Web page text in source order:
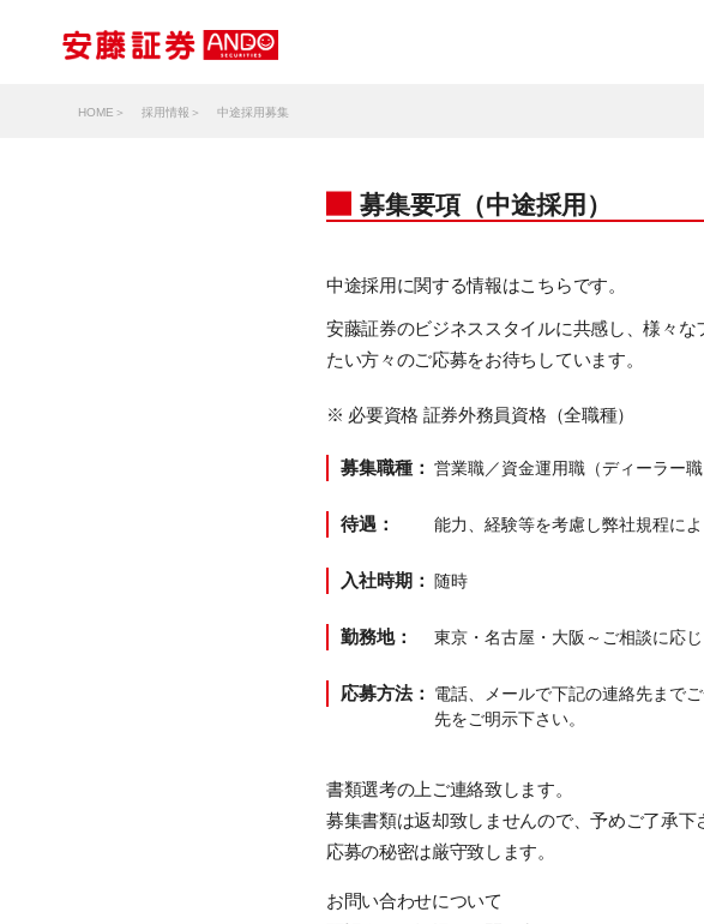
HOME 採用情報 中途採用募集
募集要項（中途採用）
中途採用に関する情報はこちらです。
安藤証券のビジネススタイルに共感し、様々
たい方々のご応募をお待ちしています。
※ 必要資格 証券外務員資格（全職種）
募集職種： 営業職／資金運用職（ディーラー職
待遇： 能力、経験等を考慮し弊社規程に
入社時期： 随時
勤務地： 東京・名古屋・大阪～ご相談に応じ
応募方法：
電話、メールで下記の連絡先まで
先をご明示下さい。
書類選考の上ご連絡致します。
募集書類は返却致しませんので、予めご了承下
応募の秘密は厳守致します。
お問い合わせについて